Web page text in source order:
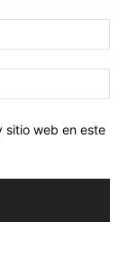
sitio web en este